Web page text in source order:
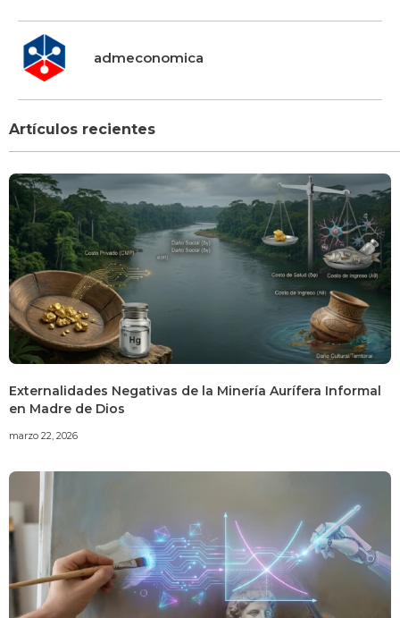
admeconomica
Artículos recientes
Externalidades Negativas de la Minería Aurífera Informal
en Madre de Dios
marzo 22, 2026